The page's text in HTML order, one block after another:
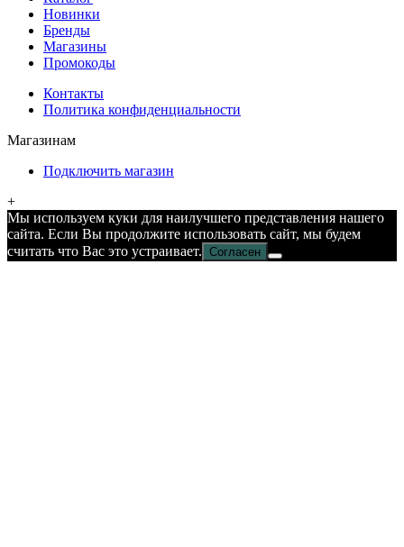
Новинки
Бренды
Магазины
Промокоды
Контакты
Политика конфиденциальности
Магазинам
Подключить магазин
+
Мы используем куки для наилучшего представления нашего
сайта. Если Вы продолжите использовать сайт, мы будем
считать что Вас это устраивает. Согласен